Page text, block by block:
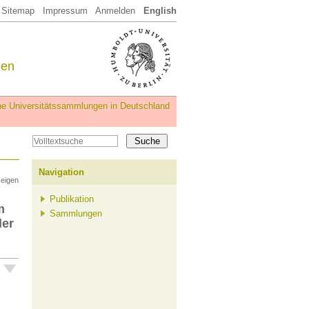
Sitemap Impressum Anmelden English
Universitätssammlungen in Deutschland
Navigation
Publikation
Sammlungen